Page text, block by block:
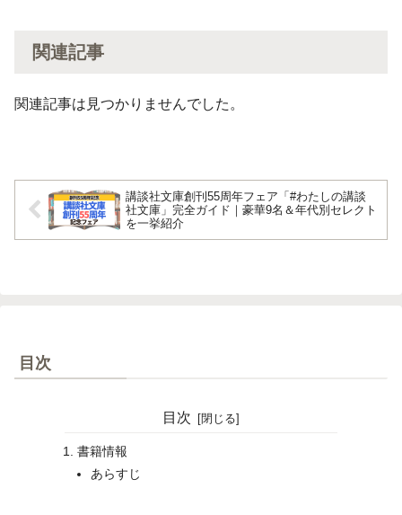
関連記事
関連記事は見つかりませんでした。
講談社文庫創刊55周年フェア「#わたしの講談
社文庫」完全ガイド｜豪華9名＆年代別セレクト
を一挙紹介
目次
目次
書籍情報
あらすじ